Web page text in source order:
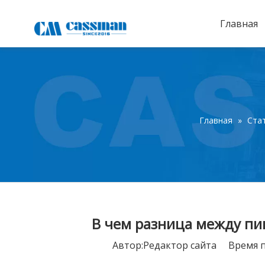
Главная
Главная »
В чем разница между
Автор:Pедактор сайта Время